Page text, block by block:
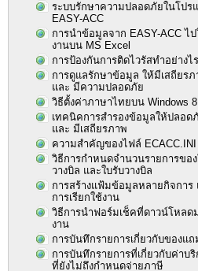
ระบบรักษาความปลอดภัยในโปร
EASY-ACC
การนำข้อมูลจาก EASY-ACC ไป
งานบน MS Excel
การป้องกันการติดไวรัสทำอย่างไร
การดูแลรักษาข้อมูล ให้มีเสถียรภ
และ มีความปลอดภัย
วิธีตั้งค่าภาษาไทยบน Windows
เทคนิคการสำรองข้อมูลให้ปลอด
และ มีเสถียรภาพ
ความสำคัญของไฟล์ ECACC.INI
วิธีการกำหนดจำนวนรายการขอ
วางบิล และใบรับวางบิล
การสร้างแฟ้มข้อมูลหลายกิจการ
การเรียกใช้งาน
วิธีการนำฟอร์มเช็คที่ดาวน์โหลด
งาน
การบันทึกรายการเกี่ยวกับของแถ
การบันทึกรายการที่เกี่ยวกับค่าบริ
ที่ยังไม่ถึงกำหนดจ่ายภาษี